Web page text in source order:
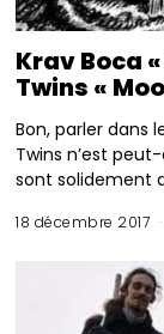
Krav Boca
Twins «
Bon, parler dans
Twins n’est
sont solidement
18 décembre 2017